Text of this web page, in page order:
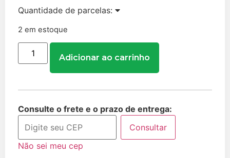
Quantidade de parcelas:
2 em estoque
Adicionar ao carrinho
Consulte o frete e o prazo de entrega:
Consultar
Não sei meu cep